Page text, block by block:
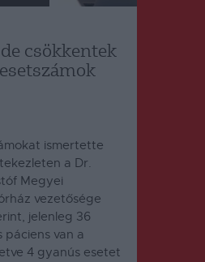
csökkentek
ismertette
a Dr.
Megyei
vezetősége
jelenleg 36
páciens van a
4 gyanús esetet